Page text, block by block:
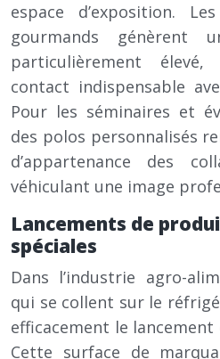
espace d’exposition.
gourmands génèrent
particulièrement
contact indispensable
Pour les séminaires et
des polos personnalisés
d’appartenance des
véhiculant une image
Lancements de
spéciales
Dans l’industrie agro-
qui se collent sur le
efficacement le lancement
Cette surface de